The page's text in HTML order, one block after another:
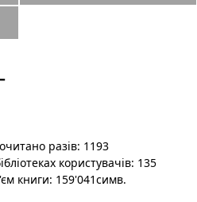
разів: 1193
користувачів: 135
книги: 159'041симв.